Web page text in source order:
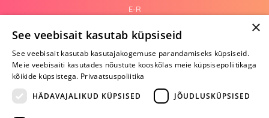
E-R
Arvustusi veel pole
Ole esimene!
Kirjuta arvustus ja SAA KINGITUS!
×
See veebisait kasutab küpsiseid
See veebisait kasutab kasutajakogemuse parandamiseks küpsiseid.
Meie veebisaiti kasutades nõustute kooskõlas meie küpsisepoliitikaga
kõikide küpsistega. Privaatsuspoliitika
HÄDAVAJALIKUD KÜPSISED
JÕUDLUSKÜPSISED